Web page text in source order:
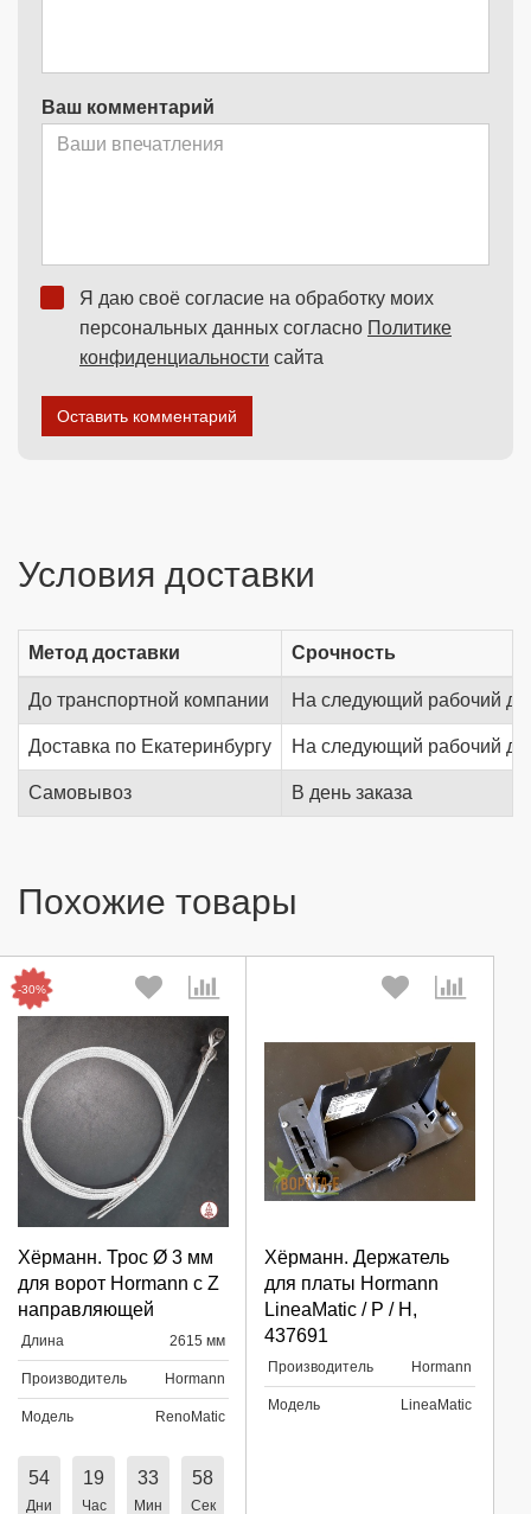
Ваш комментарий
Я даю своё согласие на обработку моих
персональных данных согласно Политике
конфиденциальности сайта
Оставить комментарий
Условия доставки
Метод доставки Срочность
До транспортной компании На следующий рабочий
Доставка по Екатеринбургу На следующий рабочий
Самовывоз В день заказа
Похожие товары
54
Дни
19
Час
33
Мин
58
Сек
Хёрманн. Трос Ø 3 мм
для ворот Hormann с Z
направляющей
Длина 2615 мм
Производитель Hormann
Модель RenoMatic
-30%
Выберите количество:
Продолжить
Хёрманн. Держатель
для платы Hormann
LineaMatic / P / H,
437691
Производитель Hormann
Модель LineaMatic
Выберите количество:
Продолжить